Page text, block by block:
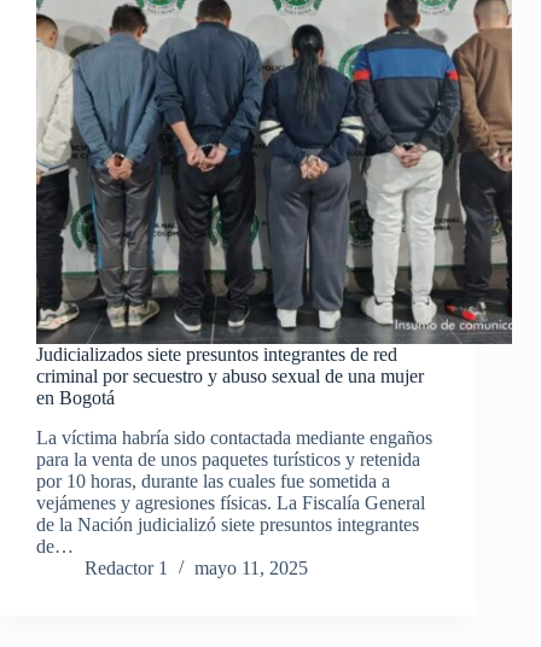
Judicializados siete presuntos integrantes de red
criminal por secuestro y abuso sexual de una mujer
en Bogotá
La víctima habría sido contactada mediante engaños
para la venta de unos paquetes turísticos y retenida
por 10 horas, durante las cuales fue sometida a
vejámenes y agresiones físicas. La Fiscalía General
de la Nación judicializó siete presuntos integrantes
de…
Redactor 1
mayo 11, 2025